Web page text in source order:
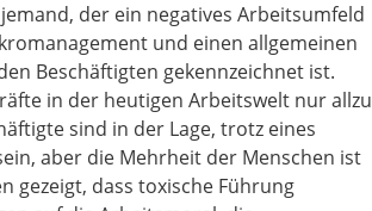
der ein negatives Arbeitsumfeld
und einen allgemeinen
Beschäftigten gekennzeichnet ist.
in der heutigen Arbeitswelt nur allzu
sind in der Lage, trotz eines
aber die Mehrheit der Menschen ist
gezeigt, dass toxische Führung